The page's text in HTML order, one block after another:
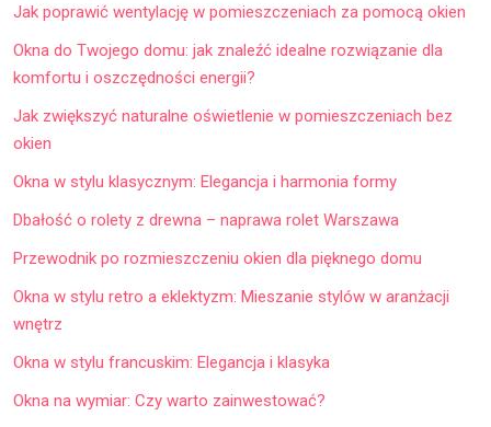
Jak poprawić wentylację w pomieszczeniach za pomocą okien
Okna do Twojego domu: jak znaleźć idealne rozwiązanie dla
komfortu i oszczędności energii?
Jak zwiększyć naturalne oświetlenie w pomieszczeniach bez
okien
Okna w stylu klasycznym: Elegancja i harmonia formy
Dbałość o rolety z drewna – naprawa rolet Warszawa
Przewodnik po rozmieszczeniu okien dla pięknego domu
Okna w stylu retro a eklektyzm: Mieszanie stylów w aranżacji
wnętrz
Okna w stylu francuskim: Elegancja i klasyka
Okna na wymiar: Czy warto zainwestować?